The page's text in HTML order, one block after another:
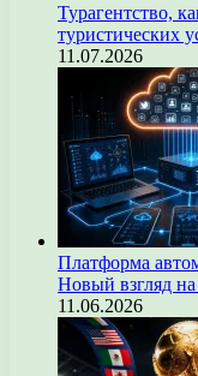
Турагентство,
туристических
11.07.2026
Платформа
Новый взгляд
11.06.2026